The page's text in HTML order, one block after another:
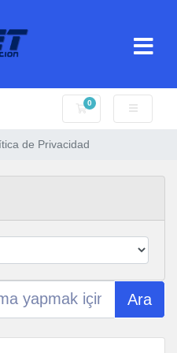
0
Sepet
de Privacidad
Ara